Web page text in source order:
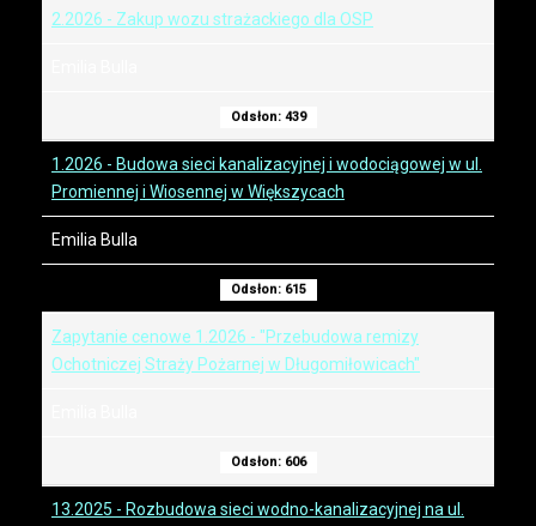
2.2026 - Zakup wozu strażackiego dla OSP
Odsłon: 439
1.2026 - Budowa sieci kanalizacyjnej i wodociągowej w ul.
Promiennej i Wiosennej w Większycach
Emilia Bulla
Odsłon: 615
Zapytanie cenowe 1.2026 - "Przebudowa remizy
Ochotniczej Straży Pożarnej w Długomiłowicach"
Odsłon: 606
13.2025 - Rozbudowa sieci wodno-kanalizacyjnej na ul.